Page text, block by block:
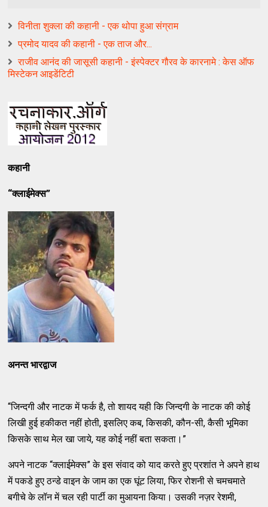
विनीता शुक्ला की कहानी - एक थोपा हुआ संग्राम
प्रमोद यादव की कहानी - एक ताज और...
राजीव आनंद की जासूसी कहानी - इंस्पेक्टर गौरव के कारनामे : केस ऑफ
मिस्टेकन आइडेंटिटी
कहानी
“क्लाईमेक्स”
अनन्त भारद्वाज
“जिन्दगी और नाटक में फर्क है, तो शायद यही कि जिन्दगी के नाटक की कोई
लिखी हुई हकीकत नहीं होती, इसलिए कब, किसकी, कौन-सी, कैसी भूमिका
किसके साथ मेल खा जाये, यह कोई नहीं बता सकता।”
अपने नाटक “क्लाईमेक्स” के इस संवाद को याद करते हुए प्रशांत ने अपने हाथ
में पकडे हुए ठन्डे वाइन के जाम का एक घूंट लिया, फिर रोशनी से चमचमाते
बगीचे के लॉन में चल रही पार्टी का मुआयना किया। उसकी नज़र रेशमी,